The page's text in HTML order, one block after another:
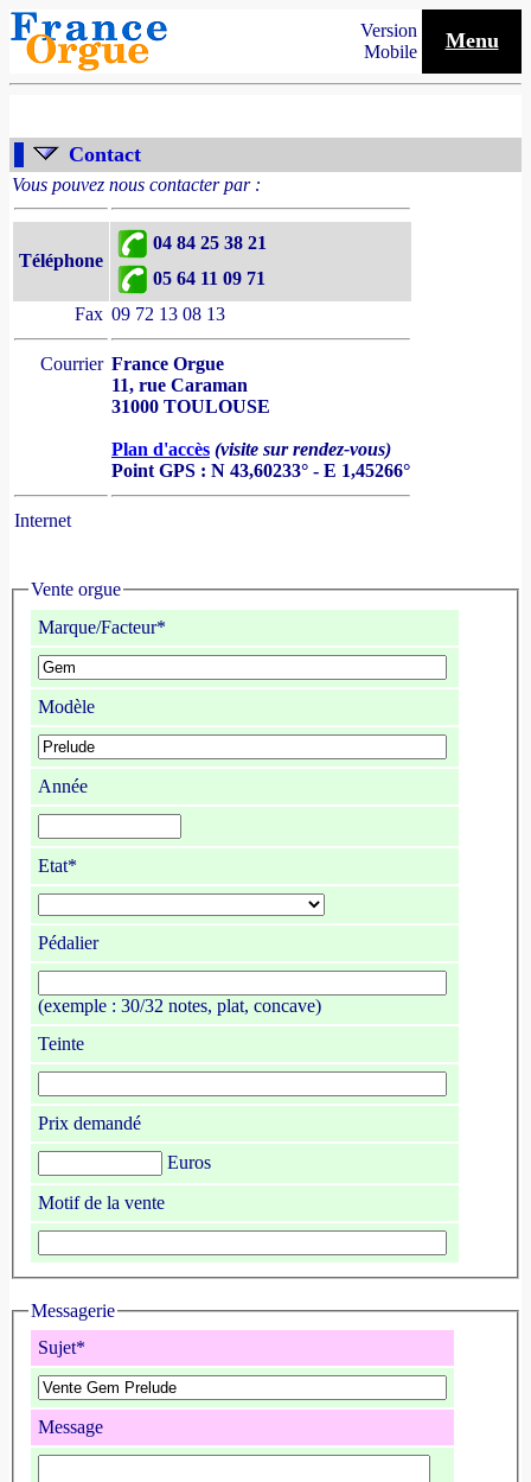
Version
Mobile
Menu
Contact
Vous pouvez nous contacter par :
Téléphone
04 84 25 38 21
05 64 11 09 71
Fax 09 72 13 08 13
Courrier France Orgue
11, rue Caraman
31000 TOULOUSE
Plan d'accès (visite sur rendez-vous)
Point GPS : N 43,60233° - E 1,45266°
Internet
Vente orgue
Marque/Facteur*
Modèle
Année
Etat*
Pédalier
(exemple : 30/32 notes, plat, concave)
Teinte
Prix demandé
Euros
Motif de la vente
Messagerie
Sujet*
Message